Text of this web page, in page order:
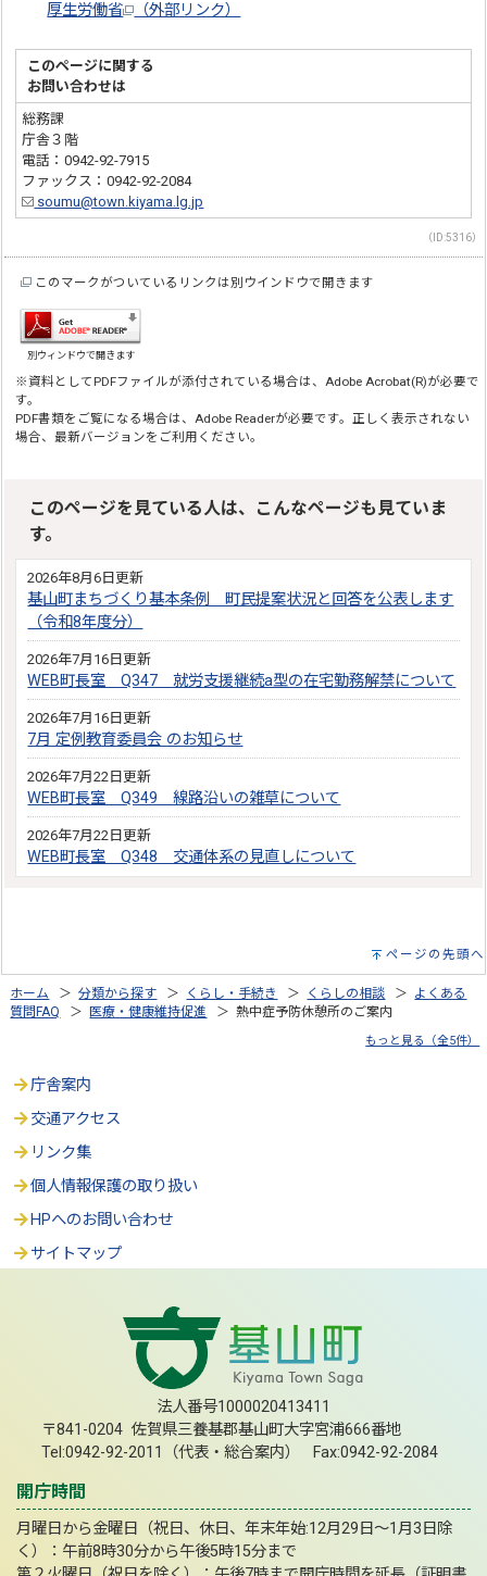
厚生労働省 （外部リンク）
このページに関する
お問い合わせは
総務課
庁舎３階
電話：0942-92-7915
ファックス：0942-92-2084
soumu@town.kiyama.lg.jp
（ID:5316）
このマークがついているリンクは別ウインドウで開きます
別ウィンドウで開きます
※資料としてPDFファイルが添付されている場合は、Adobe Acrobat(R)が必要で
す。
PDF書類をご覧になる場合は、Adobe Readerが必要です。正しく表示されない
場合、最新バージョンをご利用ください。
このページを見ている人は、こんなページも見ていま
す。
2026年8月6日更新
基山町まちづくり基本条例 町民提案状況と回答を公表します
（令和8年度分）
2026年7月16日更新
WEB町長室 Q347 就労支援継続a型の在宅勤務解禁について
2026年7月16日更新
7月 定例教育委員会 のお知らせ
2026年7月22日更新
WEB町長室 Q349 線路沿いの雑草について
2026年7月22日更新
WEB町長室 Q348 交通体系の見直しについて
ページの先頭へ
ホーム ＞分類から探す ＞ くらし・手続き ＞ くらしの相談 ＞ よくある
質問FAQ
＞ 医療・健康維持促進 ＞ 熱中症予防休憩所のご案内
もっと見る（全5件）
庁舎案内
交通アクセス
リンク集
個人情報保護の取り扱い
HPへのお問い合わせ
サイトマップ
法人番号1000020413411
〒841-0204 佐賀県三養基郡基山町大字宮浦666番地
Tel:0942-92-2011（代表・総合案内） Fax:0942-92-2084
開庁時間
月曜日から金曜日（祝日、休日、年末年始:12月29日～1月3日除
く）：午前8時30分から午後5時15分まで